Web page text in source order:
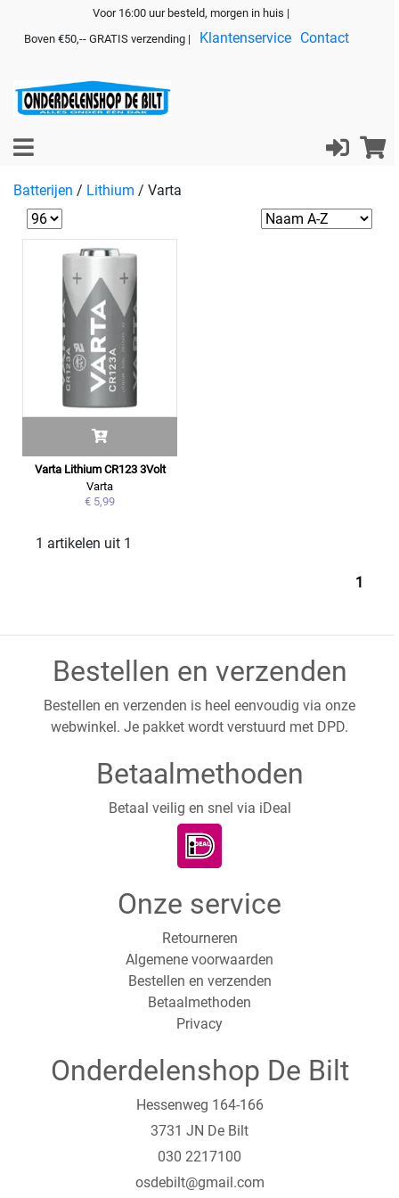
Voor 16:00 uur besteld, morgen in huis |
Boven €50,-- GRATIS verzending |
Klantenservice Contact
Batterijen / Lithium / Varta
Varta Lithium CR123 3Volt
Varta
€ 5,99
1 artikelen uit 1
1
Bestellen en verzenden
Bestellen en verzenden is heel eenvoudig via onze
webwinkel. Je pakket wordt verstuurd met DPD.
Betaalmethoden
Betaal veilig en snel via iDeal
Onze service
Retourneren
Algemene voorwaarden
Bestellen en verzenden
Betaalmethoden
Privacy
Onderdelenshop De Bilt
Hessenweg 164-166
3731 JN De Bilt
030 2217100
osdebilt@gmail.com